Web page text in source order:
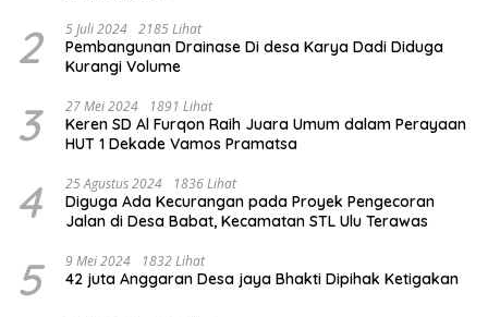
2 5 Juli 2024 2185 Lihat
Pembangunan Drainase Di desa Karya Dadi Diduga
Kurangi Volume
3 27 Mei 2024 1891 Lihat
Keren SD Al Furqon Raih Juara Umum dalam Perayaan
HUT 1 Dekade Vamos Pramatsa
4 25 Agustus 2024 1836 Lihat
Diguga Ada Kecurangan pada Proyek Pengecoran
Jalan di Desa Babat, Kecamatan STL Ulu Terawas
5 9 Mei 2024 1832 Lihat
42 juta Anggaran Desa jaya Bhakti Dipihak Ketigakan